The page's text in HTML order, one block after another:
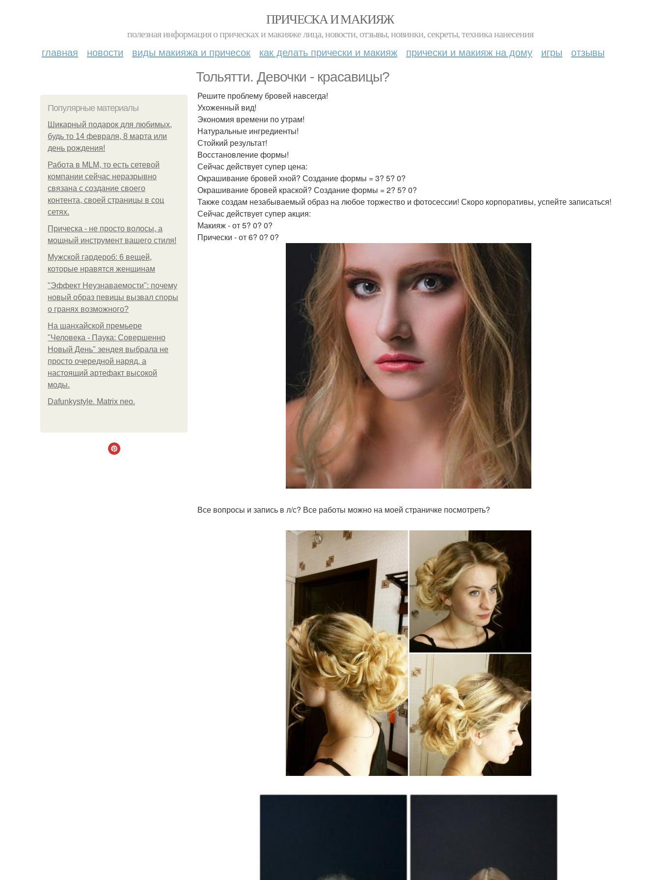
ПРИЧЕСКА И МАКИЯЖ
полезная информация о прическах и макияже лица, новости, отзывы, новинки, секреты, техника нанесения
главная новости виды макияжа и причесок как делать прически и макияж прически и макияж на дому игры отзывы
Тольятти. Девочки - красавицы?
Популярные материалы
Шикарный подарок для любимых,
будь то 14 февраля, 8 марта или
день рождения!
Работа в MLM, то есть сетевой
компании сейчас неразрывно
связана с создание своего
контента, своей страницы в соц
сетях.
Прическа - не просто волосы, а
мощный инструмент вашего стиля!
Мужской гардероб: 6 вещей,
которые нравятся женщинам
"Эффект Неузнаваемости": почему
новый образ певицы вызвал споры
о гранях возможного?
На шанхайской премьере
"Человека - Паука: Совершенно
Новый День" зендея выбрала не
просто очередной наряд, а
настоящий артефакт высокой
моды.
Dafunkystyle. Matrix neo.
Решите проблему бровей навсегда!
Ухоженный вид!
Экономия времени по утрам!
Натуральные ингредиенты!
Стойкий результат!
Восстановление формы!
Сейчас действует супер цена:
Окрашивание бровей хной? Создание формы = 3? 5? 0?
Окрашивание бровей краской? Создание формы = 2? 5? 0?
Также создам незабываемый образ на любое торжество и фотосессии! Скоро корпоративы, успейте записаться!
Сейчас действует супер акция:
Макияж - от 5? 0? 0?
Прически - от 6? 0? 0?
Все вопросы и запись в л/с? Все работы можно на моей страничке посмотреть?